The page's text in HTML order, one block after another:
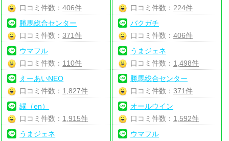
口コミ件数：406件
勝馬総合センター
口コミ件数：371件
ウマフル
口コミ件数： 110件
えーあいNEO
口コミ件数： 1,827件
縁（en）
口コミ件数： 1,915件
うまジェネ
口コミ件数： 224件
バクガチ
口コミ件数： 406件
うまジェネ
口コミ件数： 1,498件
勝馬総合センター
口コミ件数： 371件
オールウイン
口コミ件数： 1,592件
ウマフル